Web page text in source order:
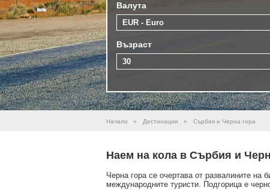
Валута
Възраст
Начало » Дестинации » Сърбия и Черна гора
Наем на кола в Сърбия и
Черна гора се очертава от развалините
международните туристи. Подгорица е